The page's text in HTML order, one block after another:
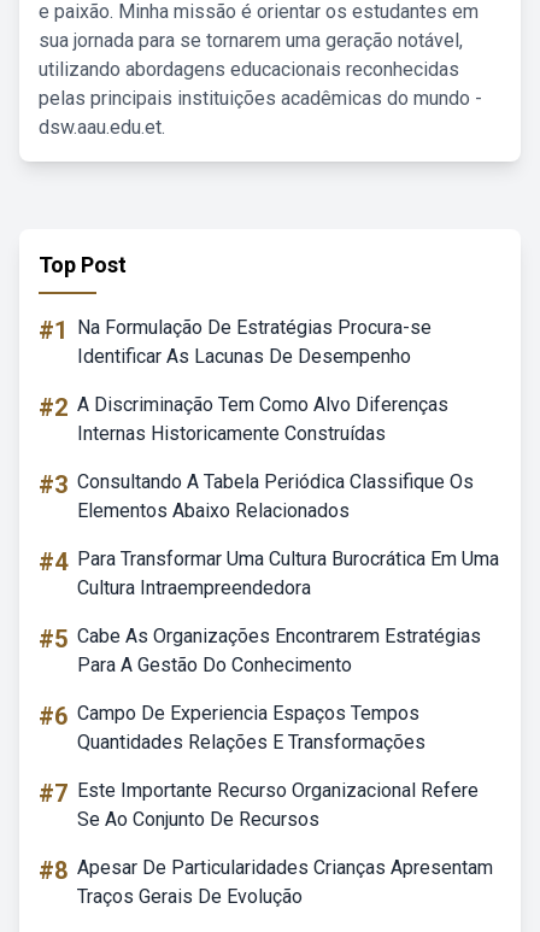
e paixão. Minha missão é orientar os estudantes em
sua jornada para se tornarem uma geração notável,
utilizando abordagens educacionais reconhecidas
pelas principais instituições acadêmicas do mundo -
dsw.aau.edu.et.
Top Post
#1
Na Formulação De Estratégias Procura-se
Identificar As Lacunas De Desempenho
#2 A Discriminação Tem Como Alvo Diferenças
Internas Historicamente Construídas
#3 Consultando A Tabela Periódica Classifique Os
Elementos Abaixo Relacionados
#4 Para Transformar Uma Cultura Burocrática Em Uma
Cultura Intraempreendedora
#5 Cabe As Organizações Encontrarem Estratégias
Para A Gestão Do Conhecimento
#6 Campo De Experiencia Espaços Tempos
Quantidades Relações E Transformações
#7 Este Importante Recurso Organizacional Refere
Se Ao Conjunto De Recursos
#8 Apesar De Particularidades Crianças Apresentam
Traços Gerais De Evolução